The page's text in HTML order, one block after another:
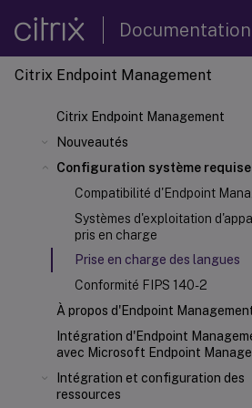
Citrix Endpoint Management
Citrix Endpoint Management
Nouveautés
Configuration système requise
Compatibilité d'Endpoint
Systèmes d'exploitation
pris en charge
Prise en charge des langues
Conformité FIPS 140-2
À propos d'Endpoint
Intégration d'Endpoint
avec Microsoft Endpoint
Intégration et configuration des
ressources